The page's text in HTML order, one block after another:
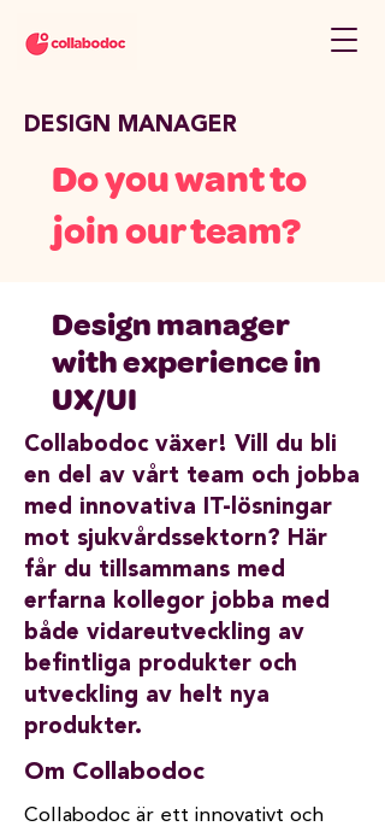
DESIGN MANAGER
Do you want to
join our team?
Design manager
with experience in
UX/UI
Collabodoc växer! Vill du bli
en del av vårt team och jobba
med innovativa IT-lösningar
mot sjukvårdssektorn? Här
får du tillsammans med
erfarna kollegor jobba med
både vidareutveckling av
befintliga produkter och
utveckling av helt nya
produkter.
Om Collabodoc
Collabodoc är ett innovativt och